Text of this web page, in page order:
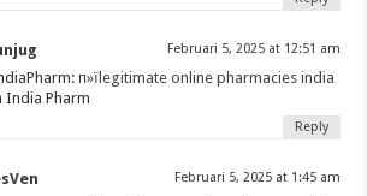
Februari 5, 2025 at 12:51 am
п»їlegitimate online pharmacies india
India Pharm
Reply
Februari 5, 2025 at 1:45 am